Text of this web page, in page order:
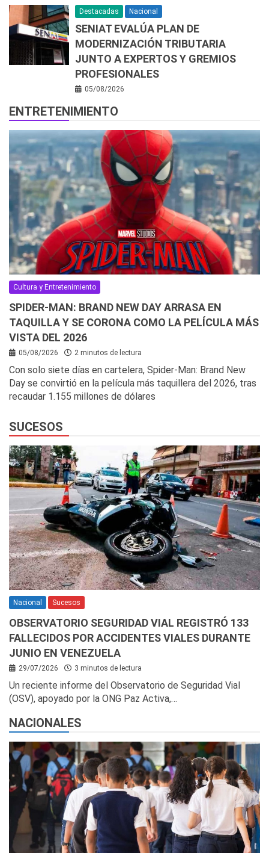
Destacadas Nacional
SENIAT EVALÚA PLAN DE
MODERNIZACIÓN TRIBUTARIA
JUNTO A EXPERTOS Y GREMIOS
PROFESIONALES
05/08/2026
ENTRETENIMIENTO
Cultura y Entretenimiento
SPIDER-MAN: BRAND NEW DAY ARRASA EN
TAQUILLA Y SE CORONA COMO LA PELÍCULA MÁS
VISTA DEL 2026
05/08/2026 2 minutos de lectura
Con solo siete días en cartelera, Spider-Man: Brand New
Day se convirtió en la película más taquillera del 2026, tras
recaudar 1.155 millones de dólares
SUCESOS
Nacional Sucesos
OBSERVATORIO SEGURIDAD VIAL REGISTRÓ 133
FALLECIDOS POR ACCIDENTES VIALES DURANTE
JUNIO EN VENEZUELA
29/07/2026 3 minutos de lectura
Un reciente informe del Observatorio de Seguridad Vial
(OSV), apoyado por la ONG Paz Activa,…
NACIONALES